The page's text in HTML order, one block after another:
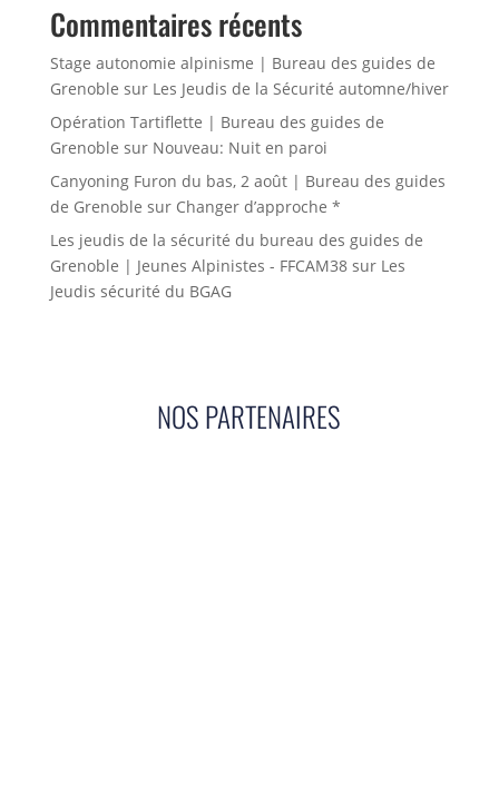
Commentaires récents
Stage autonomie alpinisme | Bureau des guides de
Grenoble sur Les Jeudis de la Sécurité automne/hiver
Opération Tartiflette | Bureau des guides de
Grenoble sur Nouveau: Nuit en paroi
Canyoning Furon du bas, 2 août | Bureau des guides
de Grenoble sur Changer d’approche *
Les jeudis de la sécurité du bureau des guides de
Grenoble | Jeunes Alpinistes - FFCAM38sur Les
Jeudis sécurité du BGAG
NOS PARTENAIRES